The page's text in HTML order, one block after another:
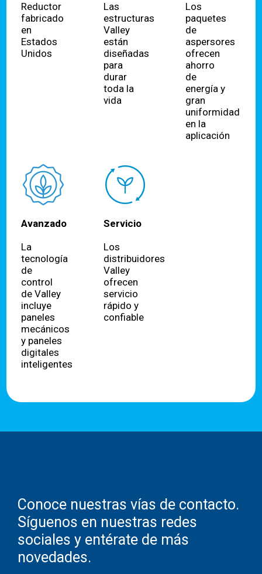
Reductor
fabricado
en
Estados
Unidos
Las
estructuras
Valley
están
diseñadas
para
durar
toda la
vida
Los
paquetes
de
aspersores
ofrecen
ahorro
de
energía y
gran
uniformidad
en la
aplicación
Avanzado
La
tecnología
de
control
de Valley
incluye
paneles
mecánicos
y paneles
digitales
inteligentes
Servicio
Los
distribuidores
Valley
ofrecen
servicio
rápido y
confiable
Conoce nuestras vías de contacto.
Síguenos en nuestras redes
sociales y entérate de más
novedades.